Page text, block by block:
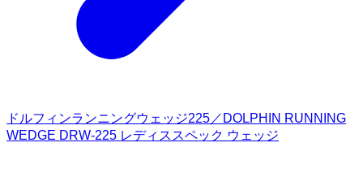
ドルフィンランニングウェッジ225／DOLPHIN RUNNING
WEDGE DRW-225 レディススペック ウェッジ